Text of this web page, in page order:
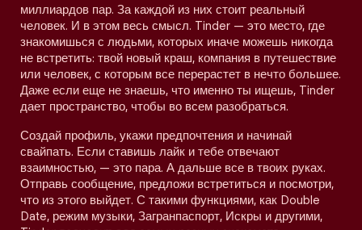
миллиардов пар. За каждой из них стоит реальный
человек. И в этом весь смысл. Tinder — это место, где
знакомишься с людьми, которых иначе можешь никогда
не встретить: твой новый краш, компания в путешествие
или человек, с которым все перерастет в нечто большее.
Даже если еще не знаешь, что именно ты ищешь, Tinder
дает пространство, чтобы во всем разобраться.
Создай профиль, укажи предпочтения и начинай
свайпать. Если ставишь лайк и тебе отвечают
взаимностью, — это пара. А дальше все в твоих руках.
Отправь сообщение, предложи встретиться и посмотри,
что из этого выйдет. С такими функциями, как Double
Date, режим музыки, Загранпаспорт, Искры и другими,